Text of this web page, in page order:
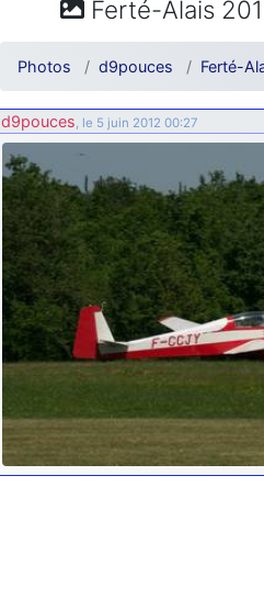
paxwax: Super, la nouvelle
d9pouces
: je suis un avion@,._,+
comprendre
d9pouces: ouakamois > si tu
bien sûr que oui !
je suis un avion@,._,+
: Bonjour je
moi et quelques avions n'ont pas les
ouakamois: Bonjourà toutes et à
quelques images du Pays Basque
d9pouces : Je me rattraperai à la
d9pouces: Malheureusement non
fox_50: Bonjour, certains parmis
meeting de Lann Bihoué de 2026 ?
cachée dans les pins
: Coucou et
au site!
jericho
: Bonne année et tous mes
2026 !
Ferté-Alais
Photos d9pouces Ferté-
d9pouces, le 5 juin 2012 00:27